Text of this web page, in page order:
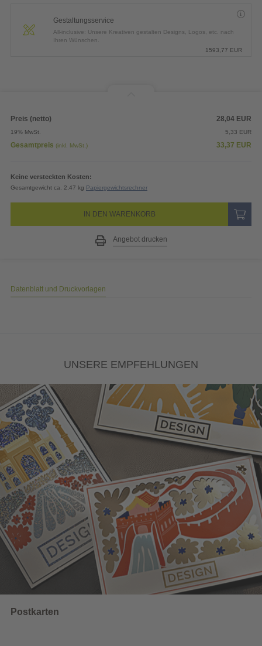
Gestaltungsservice
All-inclusive: Unsere Kreativen gestalten Designs, Logos, etc. nach
Ihren Wünschen.
1593,77 EUR
Preis (netto) 28,04 EUR
19% MwSt. 5,33 EUR
Gesamtpreis (inkl. MwSt.) 33,37 EUR
Keine versteckten Kosten:
Gesamtgewicht ca. 2,47 kg Papiergewichtsrechner
IN DEN WARENKORB
Angebot drucken
Datenblatt und Druckvorlagen
UNSERE EMPFEHLUNGEN